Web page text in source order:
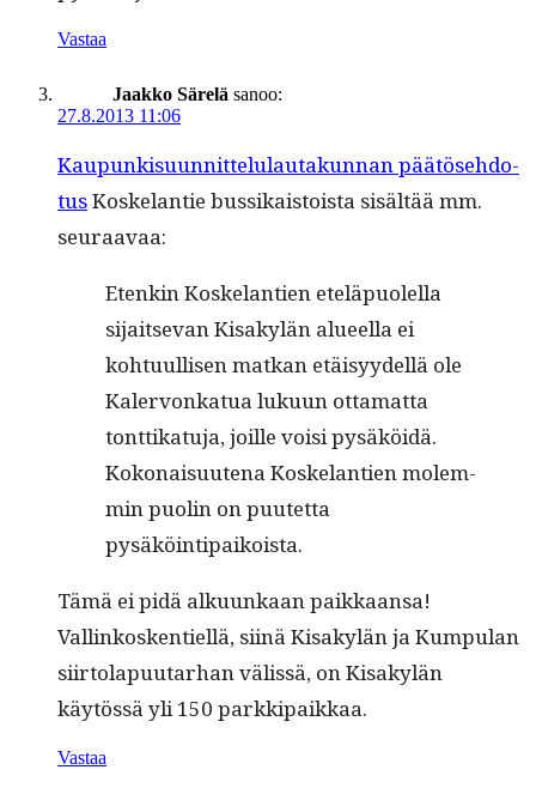
Vastaa
Jaakko Särelä sanoo:
27.8.2013 11:06
Kaupunkisu­un­nit­telu­lau­takun­nan päätöse­hdo­
tusKoske­lantie bus­sikaistoista sisältää mm.
seuraavaa:
Etenkin Koske­lantien eteläpuolel­la
sijait­se­van Kisakylän alueel­la ei
kohtu­ullisen matkan etäisyy­del­lä ole
Kaler­vonkat­ua luku­un otta­mat­ta
tont­tikatu­ja, joille voisi pysäköidä.
Kokon­aisuute­na Koske­lantien molem­
min puolin on puutet­ta
pysäköintipaikoista.
Tämä ei pidä alku­unkaan paikkaansa!
Vallinkosken­tiel­lä, siinä Kisakylän ja Kumpu­lan
siir­to­la­pu­u­tarhan välis­sä, on Kisakylän
käytössä yli 150 parkkipaikkaa.
Vastaa